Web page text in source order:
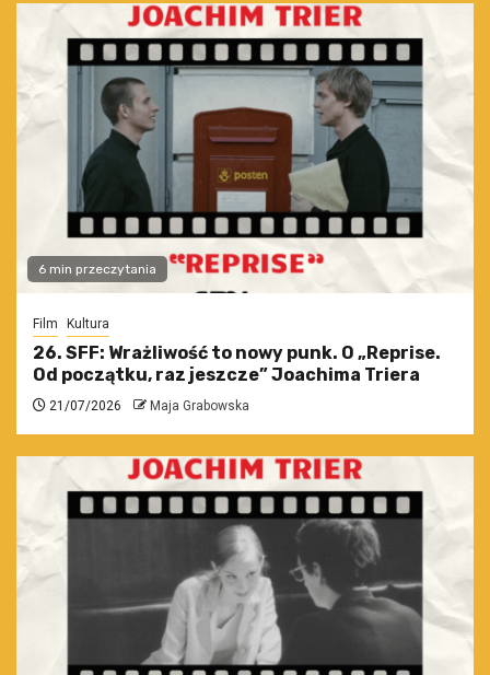
6 min przeczytania
Film Kultura
26. SFF: Wrażliwość to nowy punk. O „Reprise.
Od początku, raz jeszcze” Joachima Triera
21/07/2026 Maja Grabowska